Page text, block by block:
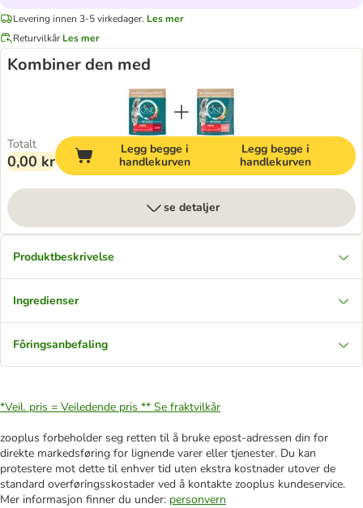
Levering innen 3-5 virkedager. Les mer
Returvilkår Les mer
Kombiner den med
Totalt
0,00 kr
Legg begge i
handlekurven
Legg begge i
handlekurven
se detaljer
Produktbeskrivelse
Ingredienser
Fôringsanbefaling
*Veil. pris = Veiledende pris ** Se fraktvilkår
zooplus forbeholder seg retten til å bruke epost-adressen din for
direkte markedsføring for lignende varer eller tjenester. Du kan
protestere mot dette til enhver tid uten ekstra kostnader utover de
standard overføringsskostader ved å kontakte zooplus kundeservice.
Mer informasjon finner du under: personvern